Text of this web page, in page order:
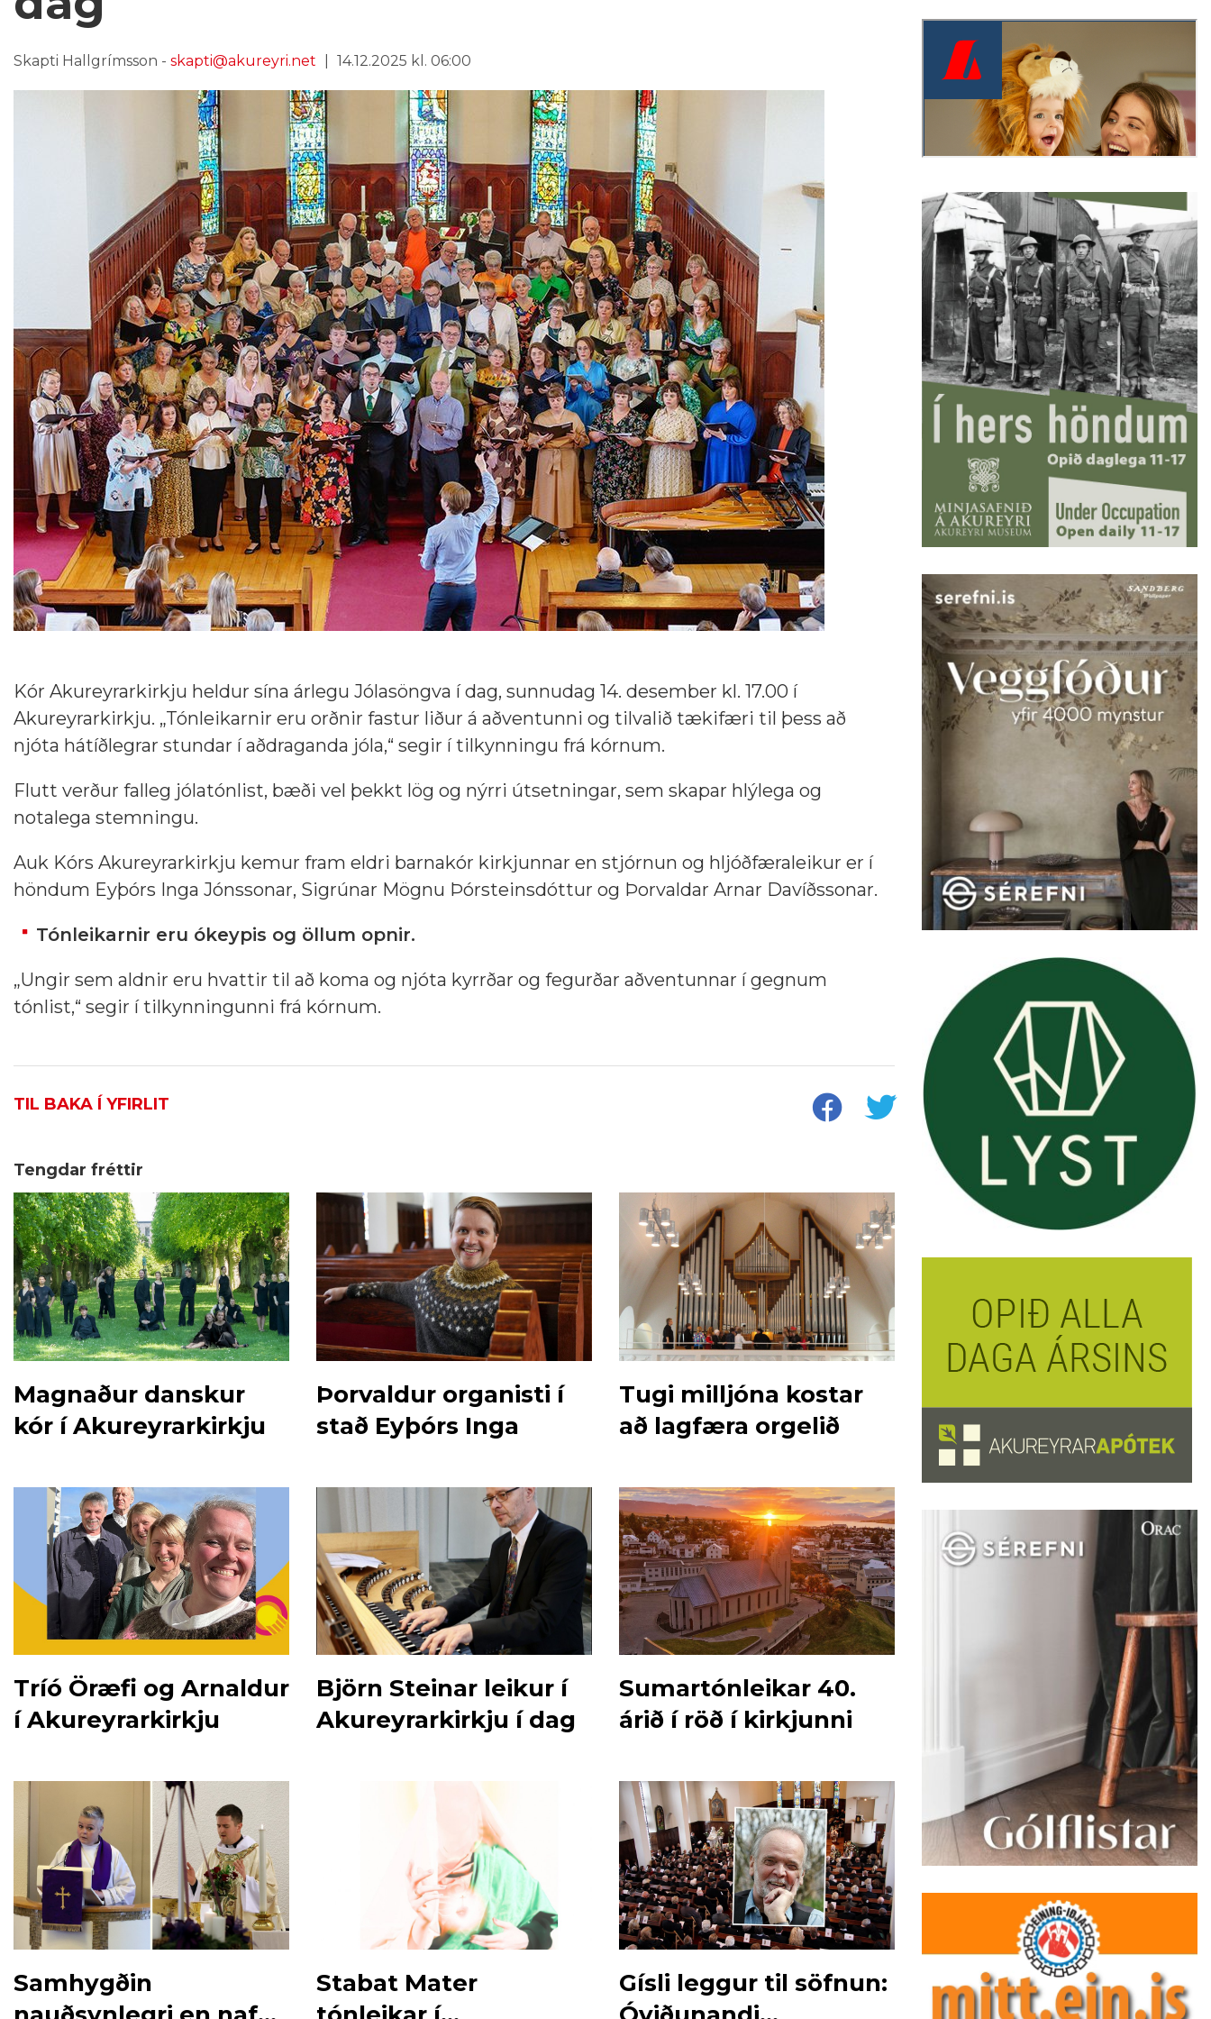
Skapti Hallgrímsson - skapti@akureyri.net 14.12.2025 kl. 06:00
Kór Akureyrarkirkju heldur sína árlegu Jólasöngva í dag, sunnudag 14. desember kl. 17.00 í
Akureyrarkirkju. „Tónleikarnir eru orðnir fastur liður á aðventunni og tilvalið tækifæri til þess að
njóta hátíðlegrar stundar í aðdraganda jóla,“ segir í tilkynningu frá kórnum.
Flutt verður falleg jólatónlist, bæði vel þekkt lög og nýrri útsetningar, sem skapar hlýlega og
notalega stemningu.
Auk Kórs Akureyrarkirkju kemur fram eldri barnakór kirkjunnar en stjórnun og hljóðfæraleikur er í
höndum Eyþórs Inga Jónssonar, Sigrúnar Mögnu Þórsteinsdóttur og Þorvaldar Arnar Davíðssonar.
Tónleikarnir eru ókeypis og öllum opnir.
„Ungir sem aldnir eru hvattir til að koma og njóta kyrrðar og fegurðar aðventunnar í gegnum
tónlist,“ segir í tilkynningunni frá kórnum.
TIL BAKA Í YFIRLIT
Tengdar fréttir
Magnaður danskur
kór í Akureyrarkirkju
Þorvaldur organisti í
stað Eyþórs Inga
Tugi milljóna kostar
að lagfæra orgelið
Tríó Öræfi og Arnaldur
í Akureyrarkirkju
Björn Steinar leikur í
Akureyrarkirkju í dag
Sumartónleikar 40.
árið í röð í kirkjunni
Samhygðin
Stabat Mater
Gísli leggur til söfnun: